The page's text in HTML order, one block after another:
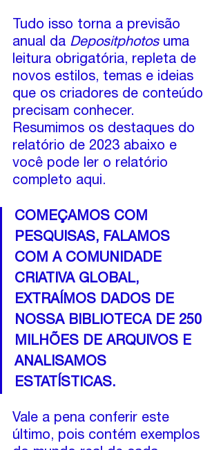
Tudo isso torna a previsão
anual da Depositphotos uma
leitura obrigatória, repleta de
novos estilos, temas e ideias
que os criadores de conteúdo
precisam conhecer.
Resumimos os destaques do
relatório de 2023 abaixo e
você pode ler o relatório
completo aqui.
COMEÇAMOS COM
PESQUISAS, FALAMOS
COM A COMUNIDADE
CRIATIVA GLOBAL,
EXTRAÍMOS DADOS DE
NOSSA BIBLIOTECA DE 250
MILHÕES DE ARQUIVOS E
ANALISAMOS
ESTATÍSTICAS.
Vale a pena conferir este
último, pois contém exemplos